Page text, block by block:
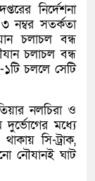
নির্দেশনা
সতর্কতা
চলাচল বন্ধ
চলাচল বন্ধ
১টি চললে সেটি
নলচিরা ও
দুর্ভোগের মধ্যে
সি-ট্রাক,
নৌযানই ঘাট